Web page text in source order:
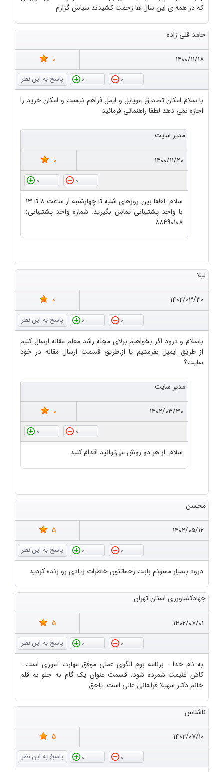
که در همه ی این سال ها زحمت کشیدند سپاس گزارم
حامد قلی زاده
۱۴۰۰/۱۱/۱۸
0
0
0
با سلام امکان تصدیق مویابل و ایمل فراهم نیست و امکان خرید را
اجازه نمی دهد لطفا راهنمائی فرمائید
مدیر سایت
۱۴۰۰/۱۱/۲۰
0
0
0
سلام. لطفا بین روزهای شنبه تا چهارشنبه از ساعت 8 تا 13
با واحد پشتیبانی تماس بگیرید. شماره واحد پشتیبانی:
88490108
لیلا
۱۴۰۲/۰۳/۳۰
0
0
0
باسلام و درود اگر بخواهیم برلای مجله رشد معلم مقاله ارسال کنیم
از طریق ایمیل بفرستیم یا از،طریق قسمت ارسال مقاله در خود
سایت؟
مدیر سایت
۱۴۰۲/۰۳/۳۰
0
0
0
سلام. از هر دو روش می‌توانید اقدام کنید.
محسن
۱۴۰۲/۰۵/۱۲
5
0
0
درود بسیار ممنونم بابت زحماتتون خاطرات زیادی رو زنده کردید
جهادکشاورزی استان تهران
۱۴۰۲/۰۷/۰۱
5
0
0
به نام خدا - برنامه بوم الگوی عملی موفق مهارت آموزی است .
کاش غنیمت شمرده شود. قسمت عنوان یک گام به جلو به قلم
خانم دکتر سهیلا فراهانی عالی است. یاحق
ناشناس
۱۴۰۲/۰۷/۱۰
5
0
0